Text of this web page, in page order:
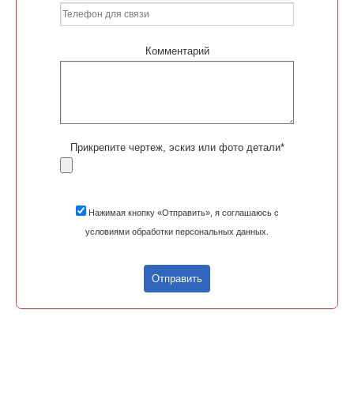
Комментарий
Прикрепите чертеж, эскиз или фото детали*
Нажимая кнопку «Отправить», я соглашаюсь с
условиями обработки персональных данных.
Отправить